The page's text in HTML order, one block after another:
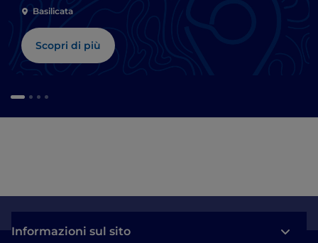
Basilicata
Scopri di più
Informazioni sul sito